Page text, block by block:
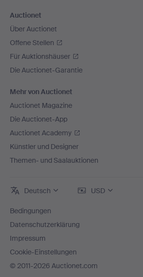
Auctionet
Über Auctionet
Offene Stellen
Für Auktionshäuser
Die Auctionet-Garantie
Mehr von Auctionet
Auctionet Magazine
Die Auctionet-App
Auctionet Academy
Künstler und Designer
Themen- und Saalauktionen
Deutsch USD
Bedingungen
Datenschutzerklärung
Impressum
Cookie-Einstellungen
© 2011-2026 Auctionet.com